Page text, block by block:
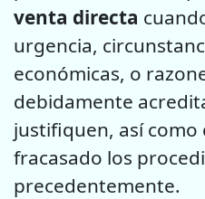
venta directa
urgencia,
económicas, o
debidamente
justifiquen, así
fracasado los
precedentemente.